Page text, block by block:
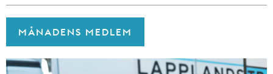
MÅNADENS MEDLEM